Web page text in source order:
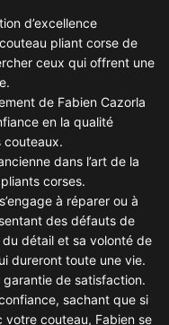
d’excellence
pliant corse de
ceux qui offrent une
de Fabien Cazorla
en la qualité
couteaux.
dans l’art de la
corses.
à réparer ou à
des défauts de
détail et sa volonté de
dureront toute une vie.
de satisfaction.
sachant que si
couteau, Fabien se